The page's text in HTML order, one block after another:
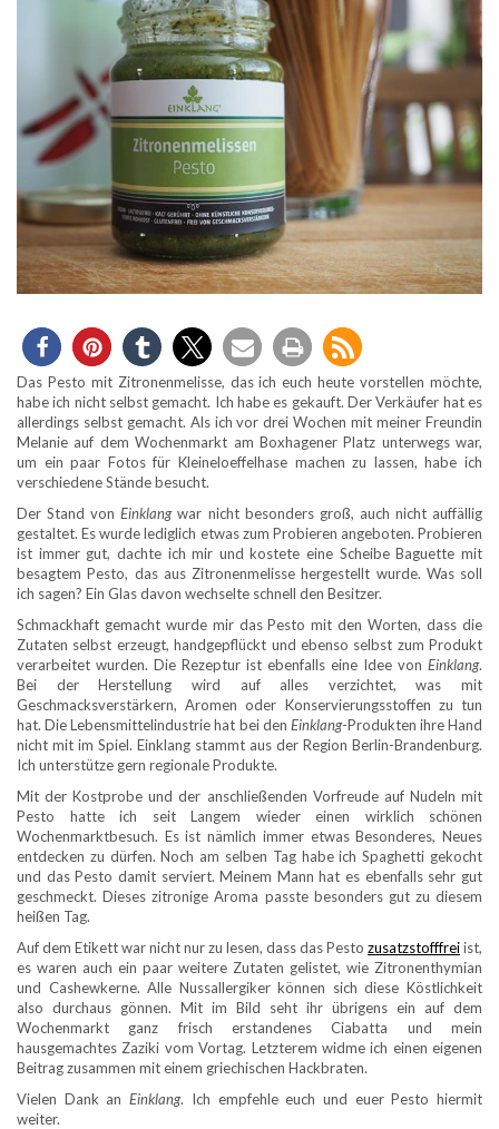
Das Pesto mit Zitronenmelisse, das ich euch heute vorstellen möchte,
habe ich nicht selbst gemacht. Ich habe es gekauft. Der Verkäufer hat es
allerdings selbst gemacht. Als ich vor drei Wochen mit meiner Freundin
Melanie auf dem Wochenmarkt am Boxhagener Platz unterwegs war,
um ein paar Fotos für Kleineloeffelhase machen zu lassen, habe ich
verschiedene Stände besucht.
Der Stand vonEinklangwar nicht besonders groß, auch nicht auffällig
gestaltet. Es wurde lediglich etwas zum Probieren angeboten. Probieren
ist immer gut, dachte ich mir und kostete eine Scheibe Baguette mit
besagtem Pesto, das aus Zitronenmelisse hergestellt wurde. Was soll
ich sagen? Ein Glas davon wechselte schnell den Besitzer.
Schmackhaft gemacht wurde mir das Pesto mit den Worten, dass die
Zutaten selbst erzeugt, handgepflückt und ebenso selbst zum Produkt
verarbeitet wurden. Die Rezeptur ist ebenfalls eine Idee von Einklang.
Bei der Herstellung wird auf alles verzichtet, was mit
Geschmacksverstärkern, Aromen oder Konservierungsstoffen zu tun
hat. Die Lebensmittelindustrie hat bei den Einklang-Produkten ihre Hand
nicht mit im Spiel. Einklang stammt aus der Region Berlin-Brandenburg.
Ich unterstütze gern regionale Produkte.
Mit der Kostprobe und der anschließenden Vorfreude auf Nudeln mit
Pesto hatte ich seit Langem wieder einen wirklich schönen
Wochenmarktbesuch. Es ist nämlich immer etwas Besonderes, Neues
entdecken zu dürfen. Noch am selben Tag habe ich Spaghetti gekocht
und das Pesto damit serviert. Meinem Mann hat es ebenfalls sehr gut
geschmeckt. Dieses zitronige Aroma passte besonders gut zu diesem
heißen Tag.
Auf dem Etikett war nicht nur zu lesen, dass das Pesto zusatzstofffreiist,
es waren auch ein paar weitere Zutaten gelistet, wie Zitronenthymian
und Cashewkerne. Alle Nussallergiker können sich diese Köstlichkeit
also durchaus gönnen. Mit im Bild seht ihr übrigens ein auf dem
Wochenmarkt ganz frisch erstandenes Ciabatta und mein
hausgemachtes Zaziki vom Vortag. Letzterem widme ich einen eigenen
Beitrag zusammen mit einem griechischen Hackbraten.
Vielen Dank anEinklang. Ich empfehle euch und euer Pesto hiermit
weiter.